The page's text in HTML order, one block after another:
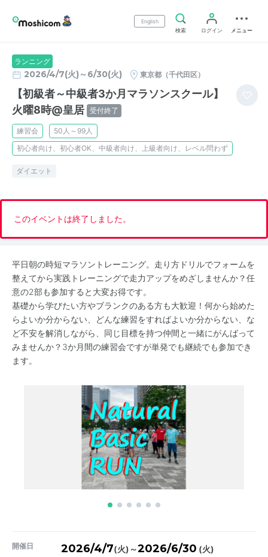
English
検索
ログイン メニュー
ランニング
2026/4/7(火)～6/30(火) 東京都（千代田区）
【初級者～中級者3か月マラソンスクール】
火曜8時@皇居 受付終了
練習会
50人～99人
初心者向け、初心者OK、中級者向け、上級者向け、レベル問わず
ダイエット
このイベントは終了しました。
平日朝の時短マラソントレーニング。走り方ドリルでフォームを
整えてから実践トレーニングで走力アップをめざしませんか？任
意の2部も参加すると大変お得です。
基礎から学びたい方やブランクのある方も大歓迎！何から始めた
らよいか分からない、どんな練習をすればよいか分からない、な
ど不安を解消しながら、同じ目標を持つ仲間と一緒にがんばって
みませんか？3か月間の練習会ですが単発でも継続でも参加でき
ます。
開催日 2026/4/7(火) ～2026/6/30 (火)